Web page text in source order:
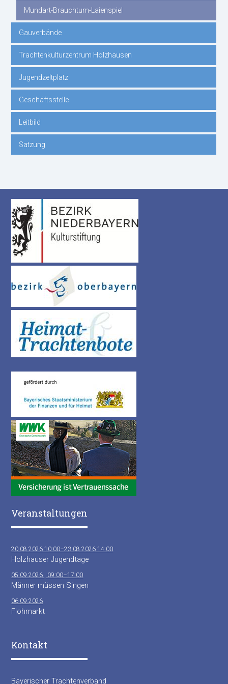
Mundart-Brauchtum-Laienspiel
Gauverbände
Trachtenkulturzentrum Holzhausen
Jugendzeltplatz
Geschäftsstelle
Leitbild
Satzung
Veranstaltungen
20.08.2026 10:00–23.08.2026 14:00
Holzhauser Jugendtage
05.09.2026 , 09:00–17:00
Männer müssen Singen
06.09.2026
Flohmarkt
Kontakt
Bayerischer Trachtenverband